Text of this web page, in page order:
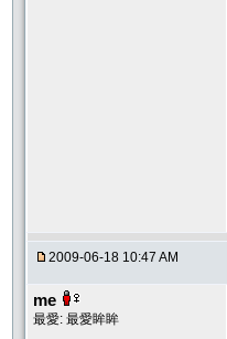
2009-06-18 10:47 AM
me
最愛: 最愛眸眸